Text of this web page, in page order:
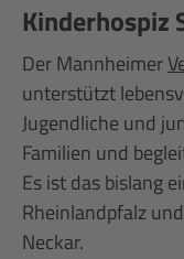
Kinderhospiz
Der Mannheimer
unterstützt
Jugendliche und
Familien und
Es ist das bislang
Rheinlandpfalz
Neckar.